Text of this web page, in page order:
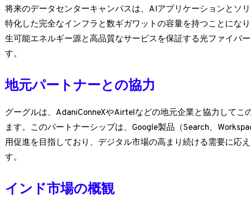
将来のデータセンターキャンパスは、AIアプリケーションとソ
特化した完全なインフラと数ギガワットの容量を持つことにな
生可能エネルギー源と高品質なサービスを保証する光ファイバ
す。
地元パートナーとの協力
グーグルは、AdaniConneXやAirtelなどの地元企業と協力してこ
ます。このパートナーシップは、Google製品（Search、
用促進を目指しており、デジタル市場の高まり続ける需要に応
す。
インド市場の概観